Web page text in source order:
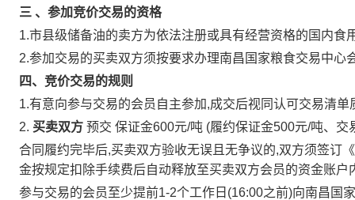
三 、参加竞价交易的资格
1.市县级储备油的卖方为依法注册或具有经营资格的国内
2.参加交易的买卖双方须按要求办理南昌国家粮食交易中心
四、竞价交易的规则
1.有意向参与交易的会员自主参加,成交后视同认可交易清
2. 买卖双方 预交 保证金600元/吨 (履约保证金500元/吨、交
合同履约完毕后,买卖双方验收无误且无争议的,双方须签订
金按规定扣除手续费后自动释放至买卖双方会员的资金账户
参与交易的会员至少提前1-2个工作日(16:00之前)向南昌国